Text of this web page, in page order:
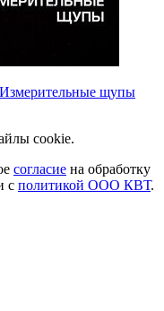
щупы
cookie.
согласие на обработку
с политикой ООО КВТ.